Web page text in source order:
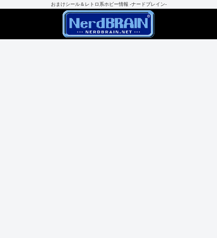
おまけシール＆レトロ系ホビー情報 -ナードブレイン-